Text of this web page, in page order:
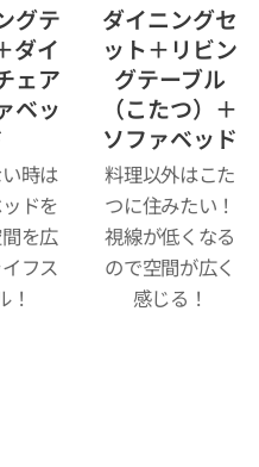
グテ
ダイ
ェア
ベッ
時は
ドを
を広
フス
！
ダイニングセ
ット＋リビン
グテーブル
（こたつ）＋
ソファベッド
料理以外はこた
つに住みたい！
視線が低くなる
ので空間が広く
感じる！